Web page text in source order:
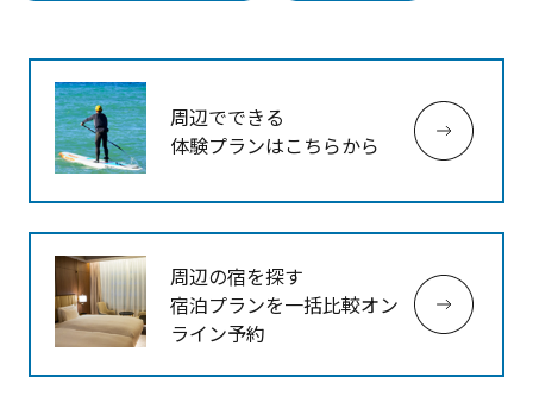
周辺でできる
体験プランはこちらから
周辺の宿を探す
宿泊プランを一括比較オン
ライン予約